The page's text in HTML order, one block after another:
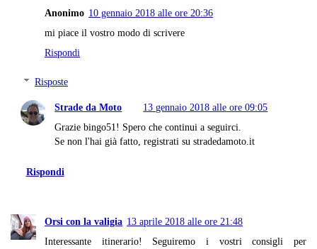
Anonimo 10 gennaio 2018 alle ore 20:36
mi piace il vostro modo di scrivere
Rispondi
Risposte
Strade da Moto
13 gennaio 2018 alle ore 09:05
Grazie bingo51! Spero che continui a seguirci.
Se non l'hai già fatto, registrati su stradedamoto.it
Rispondi
Orsi con la valigia 13 aprile 2018 alle ore 21:48
Interessante itinerario! Seguiremo i vostri consigli per